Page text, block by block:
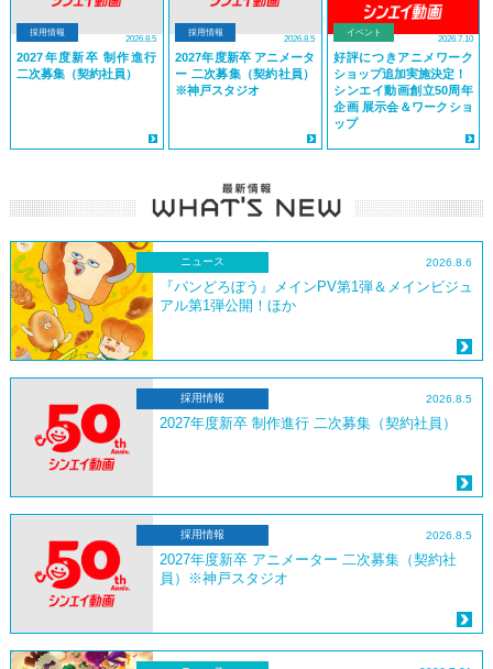
採用情報
2026.8.5
2027年度新卒 制作進行
二次募集（契約社員）
採用情報
2026.8.5
2027年度新卒 アニメータ
ー 二次募集（契約社員）
※神戸スタジオ
イベント
2026.7.10
好評につきアニメワーク
ショップ追加実施決定！
シンエイ動画創立50周年
企画 展示会＆ワークショ
ップ
ニュース 2026.8.6
『パンどろぼう』メインPV第1弾＆メインビジュ
アル第1弾公開！ほか
採用情報 2026.8.5
2027年度新卒 制作進行 二次募集（契約社員）
採用情報 2026.8.5
2027年度新卒 アニメーター 二次募集（契約社
員）※神戸スタジオ